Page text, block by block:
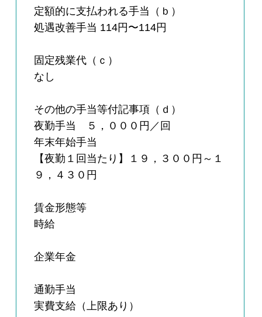
定額的に支払われる手当（ｂ）
処遇改善手当 114円〜114円
固定残業代（ｃ）
なし
その他の手当等付記事項（ｄ）
夜勤手当 ５，０００円／回
年末年始手当
【夜勤１回当たり】１９，３００円～１
９，４３０円
賃金形態等
時給
企業年金
通勤手当
実費支給（上限あり）